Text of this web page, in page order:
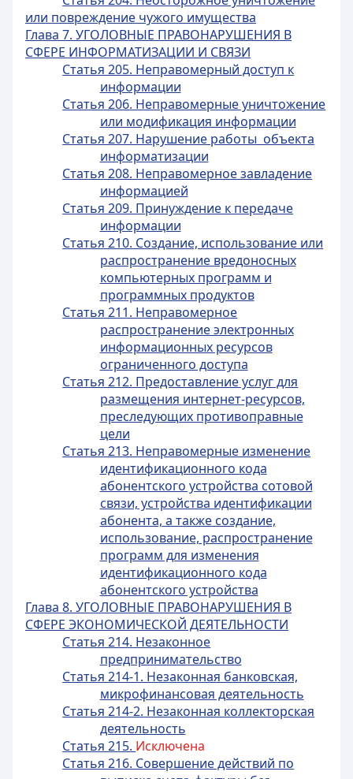
или повреждение чужого имущества
Глава 7. УГОЛОВНЫЕ ПРАВОНАРУШЕНИЯ В
СФЕРЕ ИНФОРМАТИЗАЦИИ И СВЯЗИ
Статья 205. Неправомерный доступ к
информации
Статья 206. Неправомерные уничтожение
или модификация информации
Статья 207. Нарушение работы объекта
информатизации
Статья 208. Неправомерное завладение
информацией
Статья 209. Принуждение к передаче
информации
Статья 210. Создание, использование или
распространение вредоносных
компьютерных программ и
программных продуктов
Статья 211. Неправомерное
распространение электронных
информационных ресурсов
ограниченного доступа
Статья 212. Предоставление услуг для
размещения интернет-ресурсов,
преследующих противоправные
цели
Статья 213. Неправомерные изменение
идентификационного кода
абонентского устройства сотовой
связи, устройства идентификации
абонента, а также создание,
использование, распространение
программ для изменения
идентификационного кода
абонентского устройства
Глава 8. УГОЛОВНЫЕ ПРАВОНАРУШЕНИЯ В
СФЕРЕ ЭКОНОМИЧЕСКОЙ ДЕЯТЕЛЬНОСТИ
Статья 214. Незаконное
предпринимательство
Статья 214-1. Незаконная банковская,
микрофинансовая деятельность
Статья 214-2. Незаконная коллекторская
деятельность
Статья 215. Исключена
Статья 216. Совершение действий по